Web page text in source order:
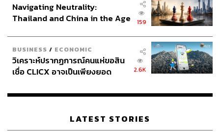
Navigating Neutrality:
Thailand and China in the Age
159
BUSINESS / ECONOMIC
วิเคราะห์ปรากฏการณ์คนแห่ขอสิน
เชื่อ CLICX อาจเป็นเพียงยอด
เรือนไทยที่ถูกซุกไว้
2.6K
LATEST STORIES